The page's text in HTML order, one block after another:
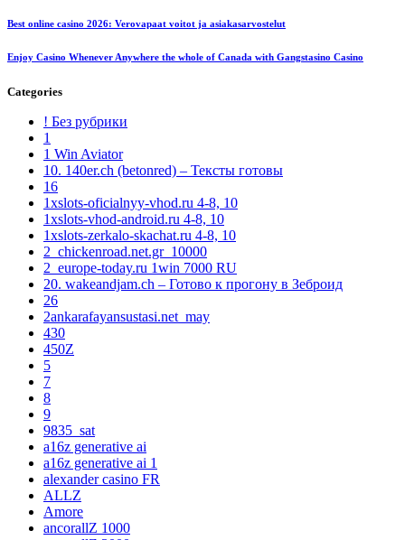
Best online casino 2026: Verovapaat voitot ja asiakasarvostelut
Enjoy Casino Whenever Anywhere the whole of Canada with Gangstasino Casino
Categories
! Без рубрики
1
1 Win Aviator
10. 140er.ch (betonred) – Тексты готовы
16
1xslots-oficialnyy-vhod.ru 4-8, 10
1xslots-vhod-android.ru 4-8, 10
1xslots-zerkalo-skachat.ru 4-8, 10
2_chickenroad.net.gr_10000
2_europe-today.ru 1win 7000 RU
20. wakeandjam.ch – Готово к прогону в Зеброид
26
2ankarafayansustasi.net_may
430
450Z
5
7
8
9
9835_sat
a16z generative ai
a16z generative ai 1
alexander casino FR
ALLZ
Amore
ancorallZ 1000